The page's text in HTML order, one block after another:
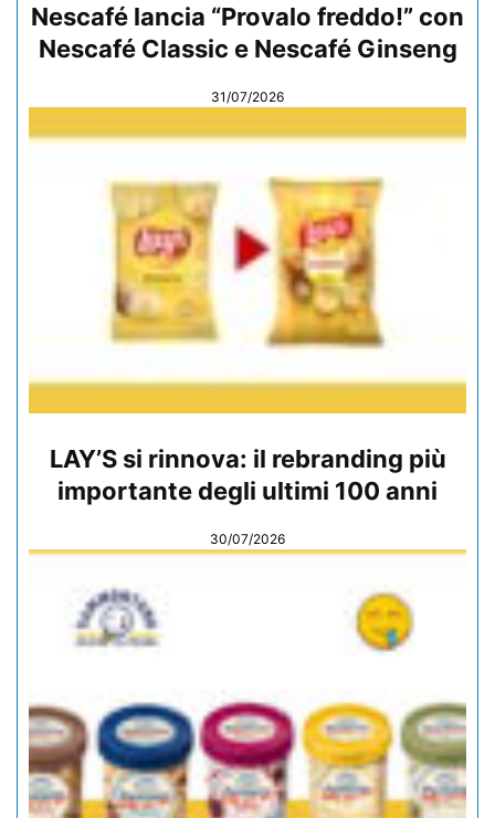
Nescafé lancia “Provalo freddo!” con
Nescafé Classic e Nescafé Ginseng
31/07/2026
LAY’S si rinnova: il rebranding più
importante degli ultimi 100 anni
30/07/2026